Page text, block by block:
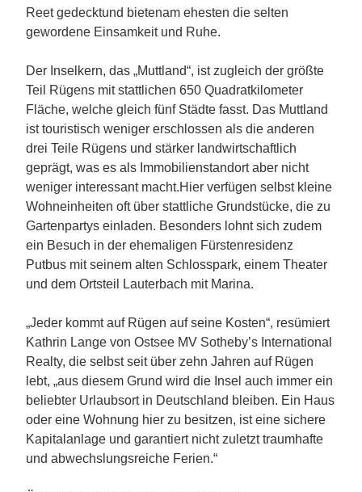
Reet gedecktund bietenam ehesten die selten
gewordene Einsamkeit und Ruhe.
Der Inselkern, das „Muttland“, ist zugleich der größte
Teil Rügens mit stattlichen 650 Quadratkilometer
Fläche, welche gleich fünf Städte fasst. Das Muttland
ist touristisch weniger erschlossen als die anderen
drei Teile Rügens und stärker landwirtschaftlich
geprägt, was es als Immobilienstandort aber nicht
weniger interessant macht.Hier verfügen selbst kleine
Wohneinheiten oft über stattliche Grundstücke, die zu
Gartenpartys einladen. Besonders lohnt sich zudem
ein Besuch in der ehemaligen Fürstenresidenz
Putbus mit seinem alten Schlosspark, einem Theater
und dem Ortsteil Lauterbach mit Marina.
„Jeder kommt auf Rügen auf seine Kosten“, resümiert
Kathrin Lange von Ostsee MV Sotheby’s International
Realty, die selbst seit über zehn Jahren auf Rügen
lebt, „aus diesem Grund wird die Insel auch immer ein
beliebter Urlaubsort in Deutschland bleiben. Ein Haus
oder eine Wohnung hier zu besitzen, ist eine sichere
Kapitalanlage und garantiert nicht zuletzt traumhafte
und abwechslungsreiche Ferien.“